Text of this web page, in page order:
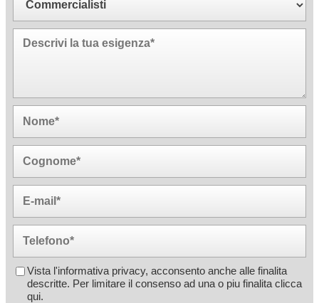
Vista l'informativa privacy, acconsento anche alle finalita
descritte. Per limitare il consenso ad una o piu finalita clicca
qui.